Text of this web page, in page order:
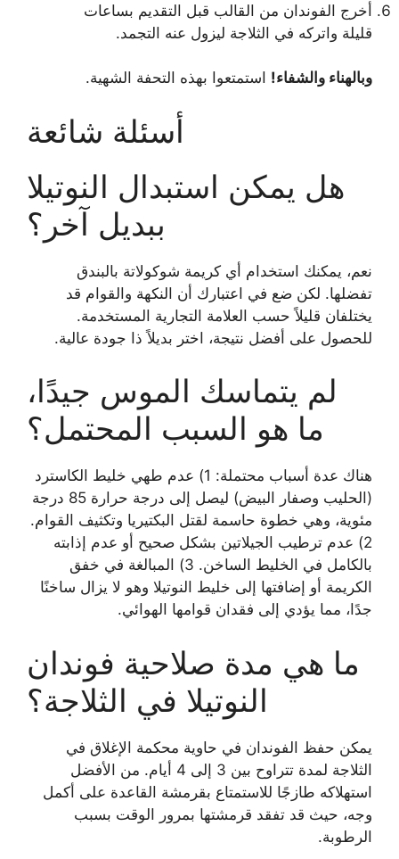
أخرج الفوندان من القالب قبل التقديم بساعات
قليلة واتركه في الثلاجة ليزول عنه التجمد.
وبالهناء والشفاء! استمتعوا بهذه التحفة الشهية.
أسئلة شائعة
هل يمكن استبدال النوتيلا
ببديل آخر؟
نعم، يمكنك استخدام أي كريمة شوكولاتة بالبندق
تفضلها. لكن ضع في اعتبارك أن النكهة والقوام قد
يختلفان قليلاً حسب العلامة التجارية المستخدمة.
للحصول على أفضل نتيجة، اختر بديلاً ذا جودة عالية.
لم يتماسك الموس جيدًا،
ما هو السبب المحتمل؟
هناك عدة أسباب محتملة: 1) عدم طهي خليط الكاسترد
(الحليب وصفار البيض) ليصل إلى درجة حرارة 85 درجة
مئوية، وهي خطوة حاسمة لقتل البكتيريا وتكثيف القوام.
2) عدم ترطيب الجيلاتين بشكل صحيح أو عدم إذابته
بالكامل في الخليط الساخن. 3) المبالغة في خفق
الكريمة أو إضافتها إلى خليط النوتيلا وهو لا يزال ساخنًا
جدًا، مما يؤدي إلى فقدان قوامها الهوائي.
ما هي مدة صلاحية فوندان
النوتيلا في الثلاجة؟
يمكن حفظ الفوندان في حاوية محكمة الإغلاق في
الثلاجة لمدة تتراوح بين 3 إلى 4 أيام. من الأفضل
استهلاكه طازجًا للاستمتاع بقرمشة القاعدة على أكمل
وجه، حيث قد تفقد قرمشتها بمرور الوقت بسبب
الرطوبة.